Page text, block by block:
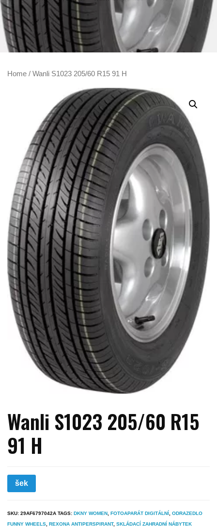
Home / Wanli S1023 205/60 R15 91 H
Wanli S1023 205/60 R15
91 H
šek
SKU: 29AF6797042A TAGS: DKNY WOMEN FOTOAPARÁT DIGITÁLNÍ ODRAZEDLO
FUNNY WHEELS REXONA ANTIPERSPIRANT, SKLÁDACÍ ZAHRADNÍ NÁBYTEK